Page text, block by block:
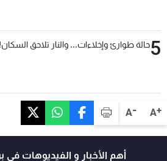
A+
A-
5حالة طوارئ وإخلاءات... والنار تلاحق السكان!
أهم الأخبار و الفيديوهات في